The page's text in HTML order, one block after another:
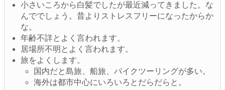
小さいころから白髪でしたが最近減ってきました。な
んででしょう。昔よりストレスフリーになったからか
な。
年齢不詳とよく言われます。
居場所不明とよく言われます。
旅をよくします。
国内だと島旅、船旅、バイクツーリングが多い。
海外は都市中心にいろいろとだらだらと。